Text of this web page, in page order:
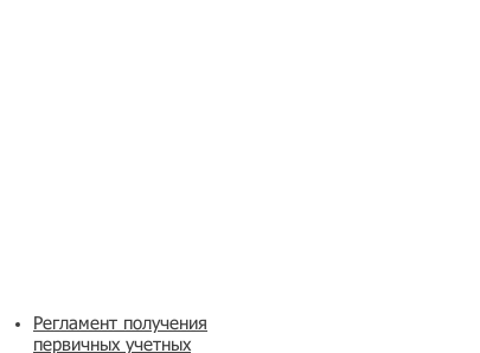
Регламент получения
первичных учетных